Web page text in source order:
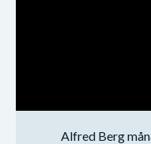
Alfred Berg